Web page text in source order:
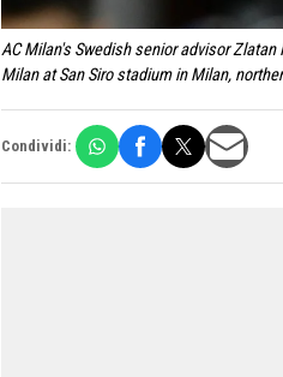
AC Milan's Swedish senior advisor
Milan at San Siro stadium in Milan,
Condividi: